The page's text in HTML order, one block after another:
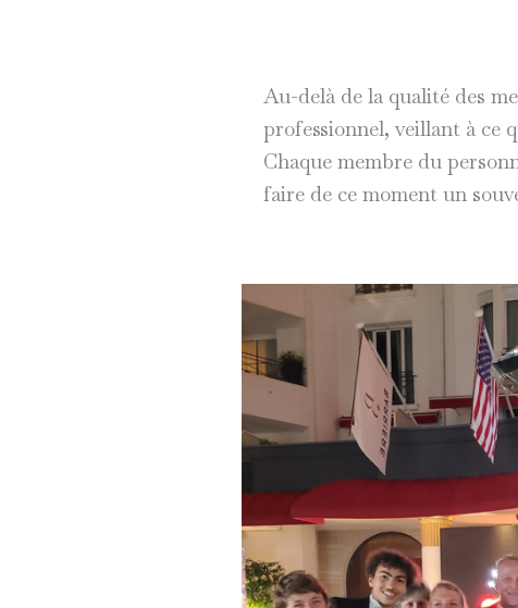
Au-delà de la qualité des
professionnel, veillant à ce
Chaque membre du
faire de ce moment un